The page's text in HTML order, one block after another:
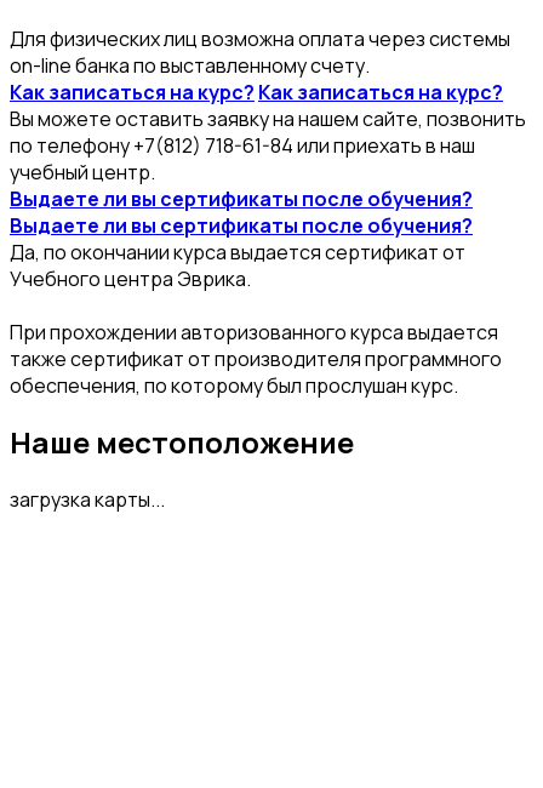
Для физических лиц возможна оплата через системы
on-line банка по выставленному счету.
Как записаться на курс? Как записаться на курс?
Вы можете оставить заявку на нашем сайте, позвонить
по телефону +7(812) 718-61-84 или приехать в наш
учебный центр.
Выдаете ли вы сертификаты после обучения?
Выдаете ли вы сертификаты после обучения?
Да, по окончании курса выдается сертификат от
Учебного центра Эврика.
При прохождении авторизованного курса выдается
также сертификат от производителя программного
обеспечения, по которому был прослушан курс.
Наше местоположение
загрузка карты...